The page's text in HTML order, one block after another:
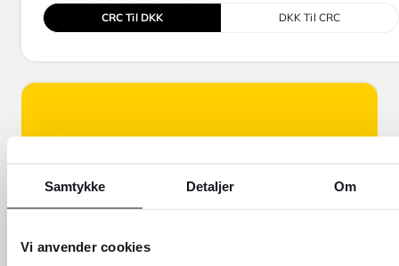
Samtykke Detaljer Om
Vi anvender cookies
CRC Til DKK
DKK Til CRC